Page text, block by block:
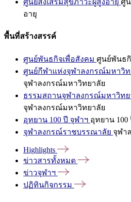
ศูนย์ส่งเสริมสุขภาวะผู้สูงอายุ ศู
อายุ
พื้นที่สร้างสรรค์
ศูนย์พันธกิจเพื่อสังคม ศูนย์พันธ
ศูนย์กีฬาแห่งจุฬาลงกรณ์มหาวิท
จุฬาลงกรณ์มหาวิทยาลัย
ธรรมสถานจุฬาลงกรณ์มหาวิทย
จุฬาลงกรณ์มหาวิทยาลัย
อุทยาน 100 ปี จุฬาฯ อุทยาน 100
จุฬาลงกรณ์ราชบรรณาลัย จุฬา
Highlights
ข่าวสารทั้งหมด
ข่าวจุฬาฯ
ปฏิทินกิจกรรม